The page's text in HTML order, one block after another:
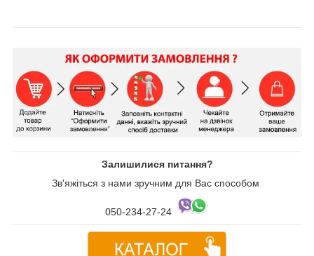
Залишилися питання?
Зв'яжіться з нами зручним для Вас способом
050-234-27-24